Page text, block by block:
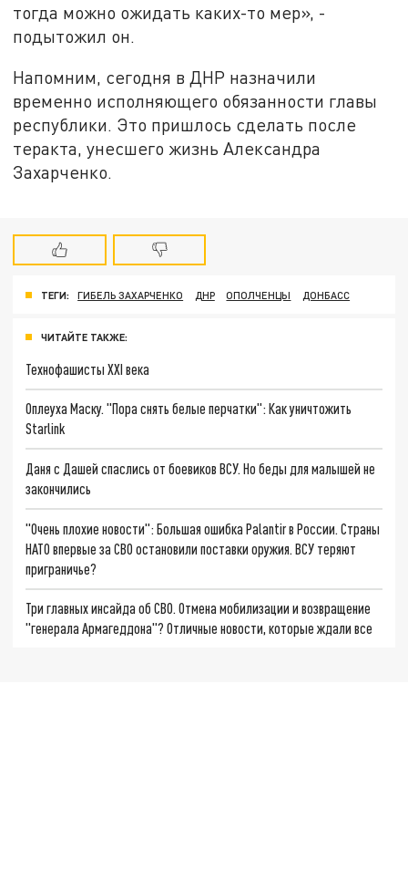
тогда можно ожидать каких-то мер», -
подытожил он.
Напомним, сегодня в ДНР назначили
временно исполняющего обязанности главы
республики. Это пришлось сделать после
теракта, унесшего жизнь Александра
Захарченко.
ТЕГИ: ГИБЕЛЬ ЗАХАРЧЕНКО ДНР ОПОЛЧЕНЦЫ ДОНБАСС
ЧИТАЙТЕ ТАКЖЕ:
Технофашисты XXI века
Оплеуха Маску. "Пора снять белые перчатки": Как уничтожить
Starlink
Даня с Дашей спаслись от боевиков ВСУ. Но беды для малышей не
закончились
"Очень плохие новости": Большая ошибка Palantir в России. Страны
НАТО впервые за СВО остановили поставки оружия. ВСУ теряют
приграничье?
Три главных инсайда об СВО. Отмена мобилизации и возвращение
"генерала Армагеддона"? Отличные новости, которые ждали все